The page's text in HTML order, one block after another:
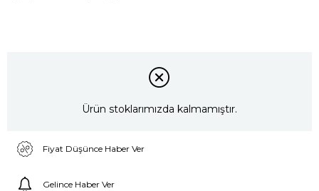
Ürün stoklarımızda kalmamıştır.
Fiyat Düşünce Haber Ver
Gelince Haber Ver